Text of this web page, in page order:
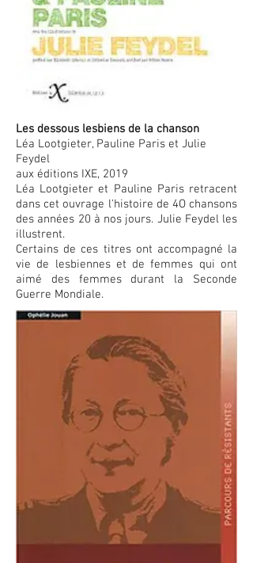
Les dessous lesbiens de la chanson
Léa Lootgieter, Pauline Paris et Julie
Feydel
aux éditions IXE, 2019
Léa Lootgieter et Pauline Paris retracent
dans cet ouvrage l'histoire de 4O chansons
des années 20 à nos jours. Julie Feydel les
illustrent.
Certains de ces titres ont accompagné la
vie de lesbiennes et de femmes qui ont
aimé des femmes durant la Seconde
Guerre Mondiale.